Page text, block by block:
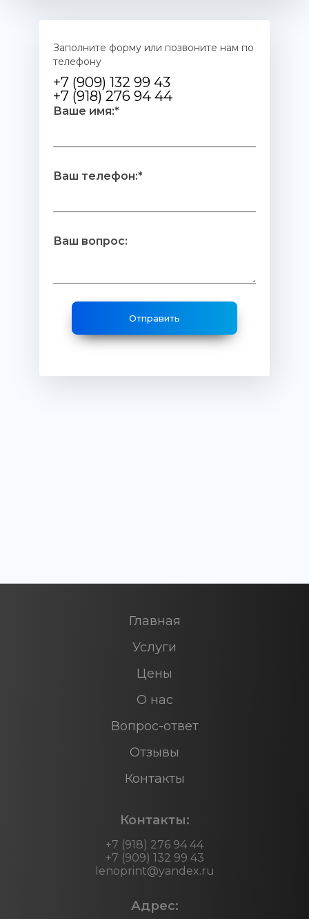
Заполните форму или позвоните нам по
телефону
+7 (909) 132 99 43
+7 (918) 276 94 44
Ваше имя:*
Ваш телефон:*
Ваш вопрос:
Контакты:
+7 (918) 276 94 44
+7 (909) 132 99 43
lenoprint@yandex.ru
Адрес:
Главная
Услуги
Цены
О нас
Вопрос-ответ
Отзывы
Контакты